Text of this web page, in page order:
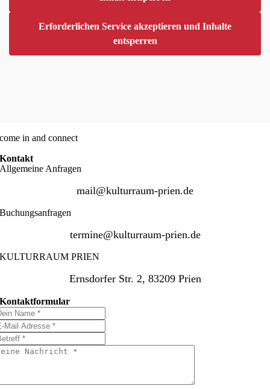
Erforderlichen Service akzeptieren und Inhalte
entsperren
come in and connect
Kontakt
Allgemeine Anfragen
mail@kulturraum-prien.de
Buchungsanfragen
termine@kulturraum-prien.de
KULTURRAUM PRIEN
Ernsdorfer Str. 2, 83209 Prien
Kontaktformular